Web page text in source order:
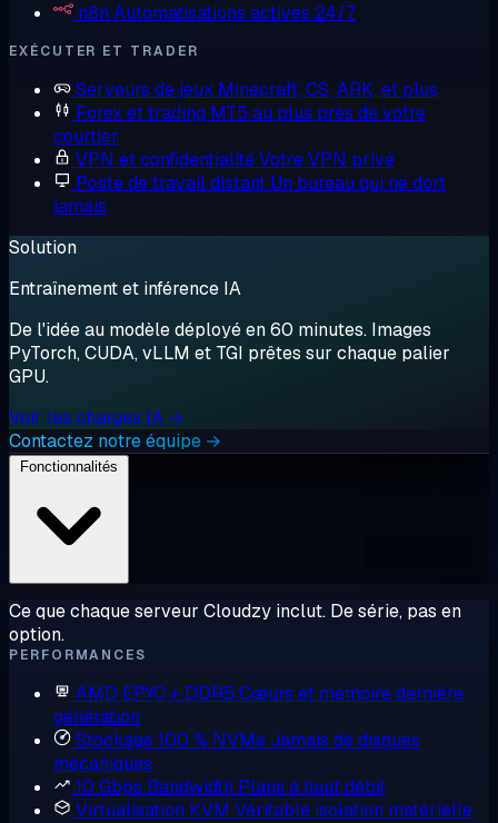
n8n Automatisations actives 24/7
EXÉCUTER ET TRADER
Serveurs de jeux Minecraft, CS, ARK, et plus
Forex et trading MT5 au plus près de votre
courtier
VPN et confidentialitéVotre VPN privé
Poste de travail distant Un bureau qui ne dort
jamais
Solution
Entraînement et inférence IA
De l'idée au modèle déployé en 60 minutes. Images
PyTorch, CUDA, vLLM et TGI prêtes sur chaque palier
GPU.
Voir les charges IA →
Contactez notre équipe →
Ce que chaque serveur Cloudzy inclut. De série, pas en
option.
PERFORMANCES
AMD EPYC + DDR5 Cœurs et mémoire dernière
génération
Stockage 100 % NVMeJamais de disques
mécaniques
10 Gbps Bandwidth Plans à haut débit
Virtualisation KVM Véritable isolation matérielle